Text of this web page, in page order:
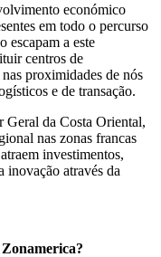
económico
em todo o percurso
escapam a este
centros de
proximidades de nós
e de transação.
Geral da Costa Oriental,
nas zonas francas
investimentos,
inovação através da